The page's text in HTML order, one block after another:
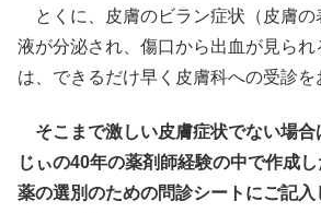
とくに、皮膚のビラン症状（皮膚の
液が分泌され、傷口から出血が見ら
は、できるだけ早く皮膚科への受診を
そこまで激しい皮膚症状でない場
じぃの40年の薬剤師経験の中で作成
薬の選別のための問診シートにご記入